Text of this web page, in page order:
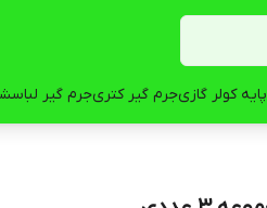
پایه کولر گازیجرم گیر کتریجرم گیر